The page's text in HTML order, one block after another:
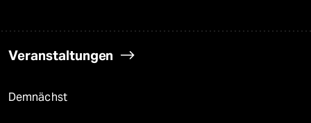
Veranstaltungen
Demnächst